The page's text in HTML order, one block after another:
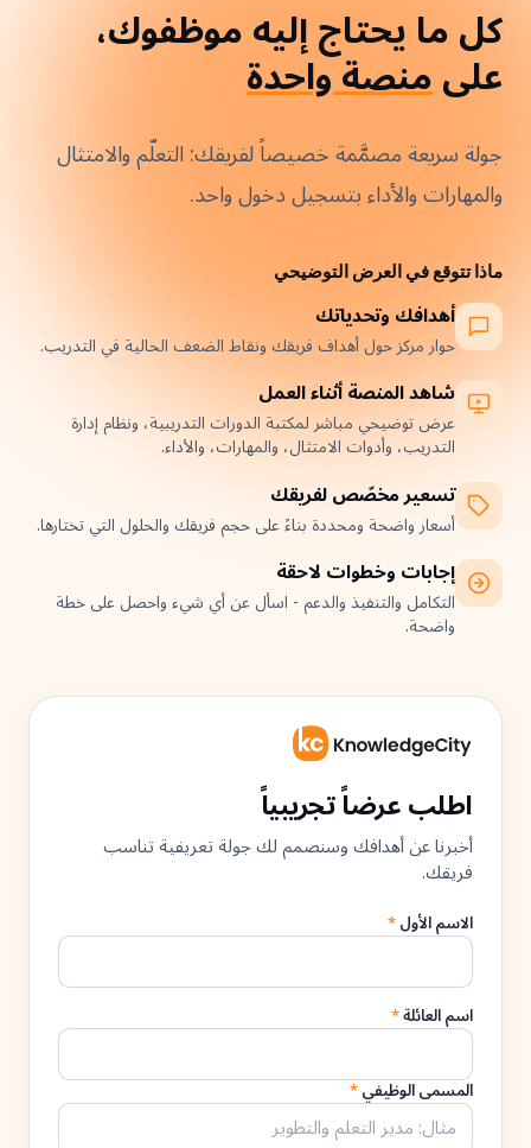
كل ما يحتاج إليه موظفوك،
علىمنصة واحدة
جولة سريعة مصمَّمة خصيصاً لفريقك: التعلّم والامتثال
والمهارات والأداء بتسجيل دخول واحد.
ماذا تتوقع في العرض التوضيحي
أهدافك وتحدياتك
حوار مركز حول أهداف فريقك ونقاط الضعف الحالية في التدريب.
شاهد المنصة أثناء العمل
عرض توضيحي مباشر لمكتبة الدورات التدريبية، ونظام إدارة
التدريب، وأدوات الامتثال، والمهارات، والأداء.
تسعير مخصّص لفريقك
أسعار واضحة ومحددة بناءً على حجم فريقك والحلول التي تختارها.
إجابات وخطوات لاحقة
التكامل والتنفيذ والدعم - اسأل عن أي شيء واحصل على خطة
واضحة.
اطلب عرضاً تجريبياً
أخبرنا عن أهدافك وسنصمم لك جولة تعريفية تناسب
فريقك.
الاسم الأول*
اسم العائلة*
المسمى الوظيفي*